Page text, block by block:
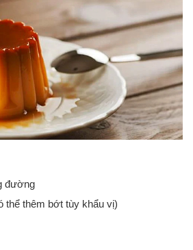
đường
thể thêm bớt tùy khẩu vị)